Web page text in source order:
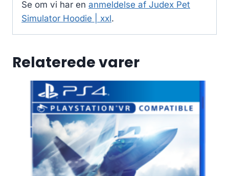
Se om vi har en anmeldelse af Judex Pet
Simulator Hoodie | xxl.
Relaterede varer